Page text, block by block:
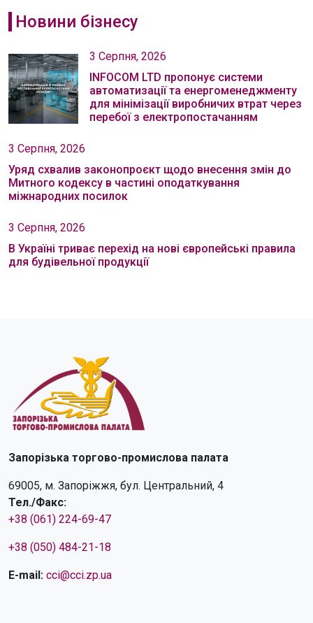
Новини бізнесу
3 Серпня, 2026
INFOCOM LTD пропонує системи
автоматизації та енергоменеджменту
для мінімізації виробничих втрат через
перебої з електропостачанням
3 Серпня, 2026
Уряд схвалив законопроєкт щодо внесення змін до
Митного кодексу в частині оподаткування
міжнародних посилок
3 Серпня, 2026
В Україні триває перехід на нові європейські правила
для будівельної продукції
Запорізька торгово-промислова палата
69005, м. Запоріжжя, бул. Центральний, 4
Тел./Факс:
+38 (061) 224-69-47
+38 (050) 484-21-18
E-mail: cci@cci.zp.ua